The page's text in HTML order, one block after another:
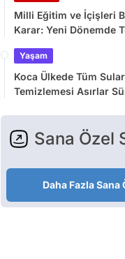
Milli Eğitim ve İçişleri
Karar: Yeni Dönemde
Yaşam
Koca Ülkede Tüm
Temizlemesi Asırlar
Sana Özel
Daha Fazla